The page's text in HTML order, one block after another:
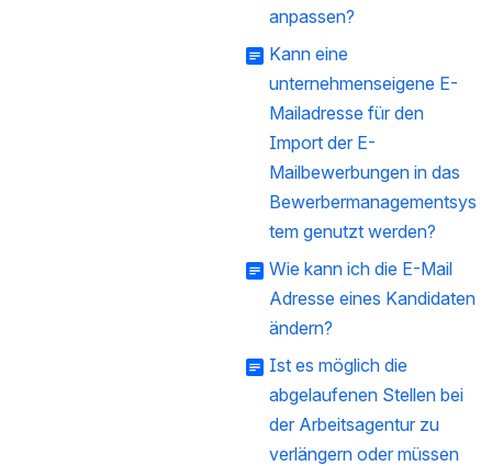
anpassen?
Kann eine
unternehmenseigene E-
Mailadresse für den
Import der E-
Mailbewerbungen in das
Bewerbermanagementsys
tem genutzt werden?
Wie kann ich die E-Mail
Adresse eines Kandidaten
ändern?
Ist es möglich die
abgelaufenen Stellen bei
der Arbeitsagentur zu
verlängern oder müssen